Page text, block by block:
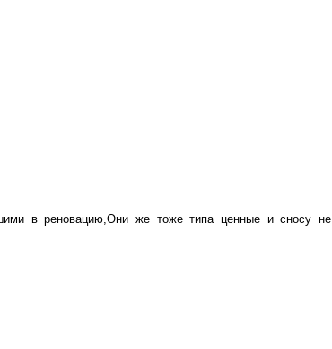
в реновацию,Они же тоже типа ценные и сносу не